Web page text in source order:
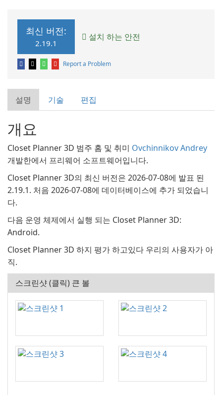
최신 버전:
2.19.1
설치 하는 안전
Report a Problem
설명 기술 편집
개요
Closet Planner 3D 범주 홈 및 취미 Ovchinnikov Andrey
개발한에서 프리웨어 소프트웨어입니다.
Closet Planner 3D의 최신 버전은 2026-07-08에 발표 된
2.19.1. 처음 2026-07-08에 데이터베이스에 추가 되었습니
다.
다음 운영 체제에서 실행 되는 Closet Planner 3D:
Android.
Closet Planner 3D 하지 평가 하고있다 우리의 사용자가 아
직.
스크린샷 (클릭) 큰 볼